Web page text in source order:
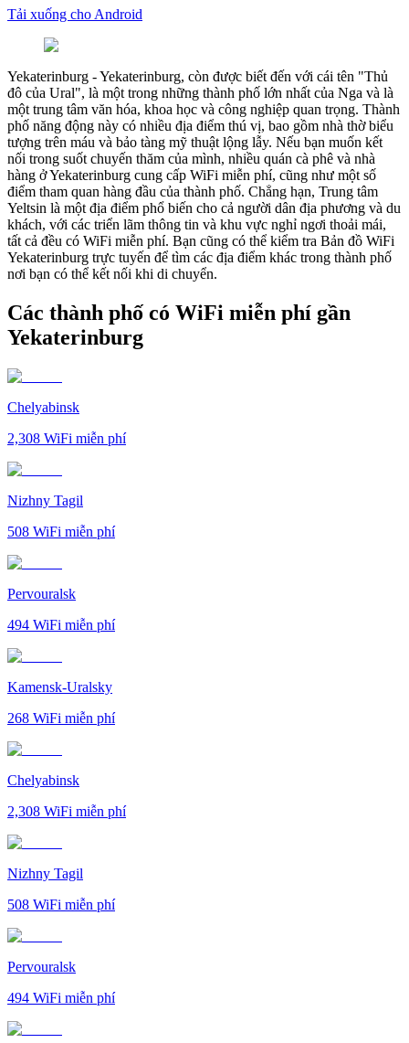
Tải xuống cho Android
Yekaterinburg -Yekaterinburg, còn được biết đến với cái tên "Thủ
đô của Ural", là một trong những thành phố lớn nhất của Nga và là
một trung tâm văn hóa, khoa học và công nghiệp quan trọng. Thành
phố năng động này có nhiều địa điểm thú vị, bao gồm nhà thờ biểu
tượng trên máu và bảo tàng mỹ thuật lộng lẫy. Nếu bạn muốn kết
nối trong suốt chuyến thăm của mình, nhiều quán cà phê và nhà
hàng ở Yekaterinburg cung cấp WiFi miễn phí, cũng như một số
điểm tham quan hàng đầu của thành phố. Chẳng hạn, Trung tâm
Yeltsin là một địa điểm phổ biến cho cả người dân địa phương và du
khách, với các triển lãm thông tin và khu vực nghỉ ngơi thoải mái,
tất cả đều có WiFi miễn phí. Bạn cũng có thể kiểm tra Bản đồ WiFi
Yekaterinburg trực tuyến để tìm các địa điểm khác trong thành phố
nơi bạn có thể kết nối khi di chuyển.
Các thành phố có WiFi miễn phí gần
Yekaterinburg
Chelyabinsk
2,308 WiFi miễn phí
Nizhny Tagil
508 WiFi miễn phí
Pervouralsk
494 WiFi miễn phí
Kamensk-Uralsky
268 WiFi miễn phí
Chelyabinsk
2,308 WiFi miễn phí
Nizhny Tagil
508 WiFi miễn phí
Pervouralsk
494 WiFi miễn phí